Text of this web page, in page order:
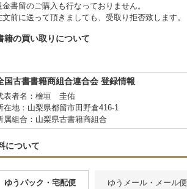
金書留のご購入も行なっておりません。
文前に送って頂きましても、受取り拒否致します。
籍の買い取りについて
国古書書籍商組合連合会 登録情報
表者名：檜垣 圭佑
在地：山梨県都留市田野倉416-1
属組合：山梨県古書籍商組合
について
ゆうパック・宅配便 ゆうメール・メール便